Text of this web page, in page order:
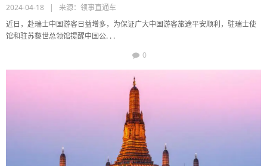
2024-04-18 | 来源： 领事直通车
近日，赴瑞士中国游客日益增多，为保证广大中国游客旅途平安顺利，驻瑞士使
馆和驻苏黎世总领馆提醒中国公. . .
0